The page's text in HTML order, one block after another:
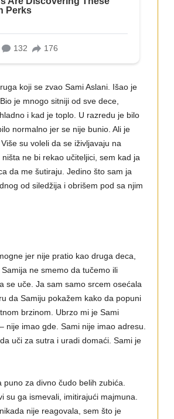
koji se zvao Sami Aslani. Išao je
je mnogo sitniji od sve dece,
i kad je toplo. U razredu je bilo
normalno jer se nije bunio. Ali je
su voleli da se iživljavaju na
ne bi rekao učiteljici, sem kad ja
da me šutiraju. Jedino što sam ja
od siledžija i obrišem pod sa njim
jer nije pratio kao druga deca,
ne smemo da tučemo ili
se uče. Ja sam samo srcem osećala
da Samiju pokažem kako da popuni
brzinom. Ubrzo mi je Sami
nije imao gde. Sami nije imao adresu.
uči za sutra i uradi domaći. Sami je
za divno čudo belih zubića.
su ga ismevali, imitirajući majmuna.
nije reagovala, sem što je